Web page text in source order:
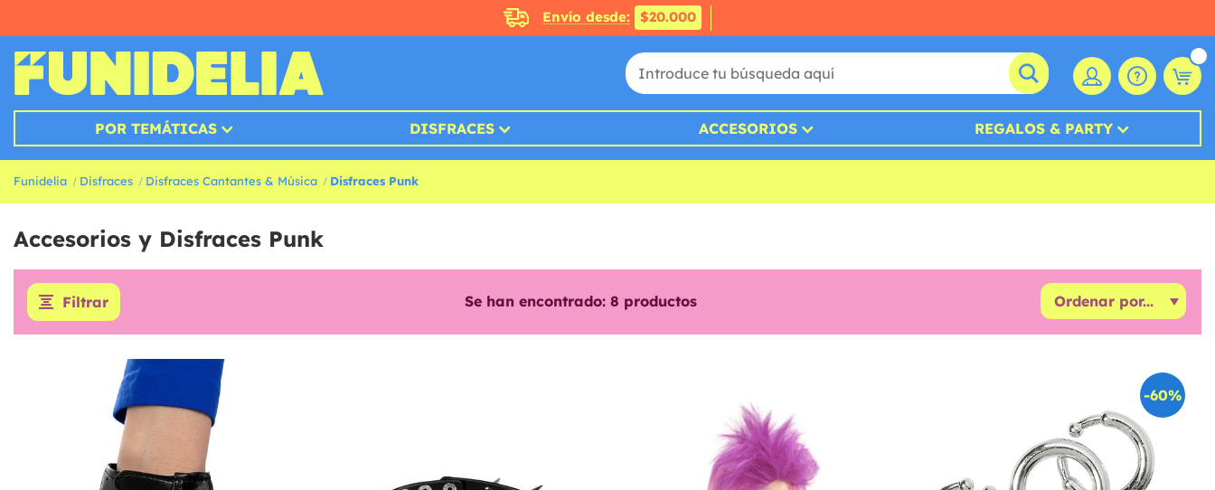
Envío desde: $20.000
POR TEMÁTICAS DISFRACES ACCESORIOS REGALOS & PARTY
Funidelia Disfraces Disfraces Cantantes & Música Disfraces Punk
Accesorios y Disfraces Punk
Filtrar Se han encontrado: 8 productos
-60%